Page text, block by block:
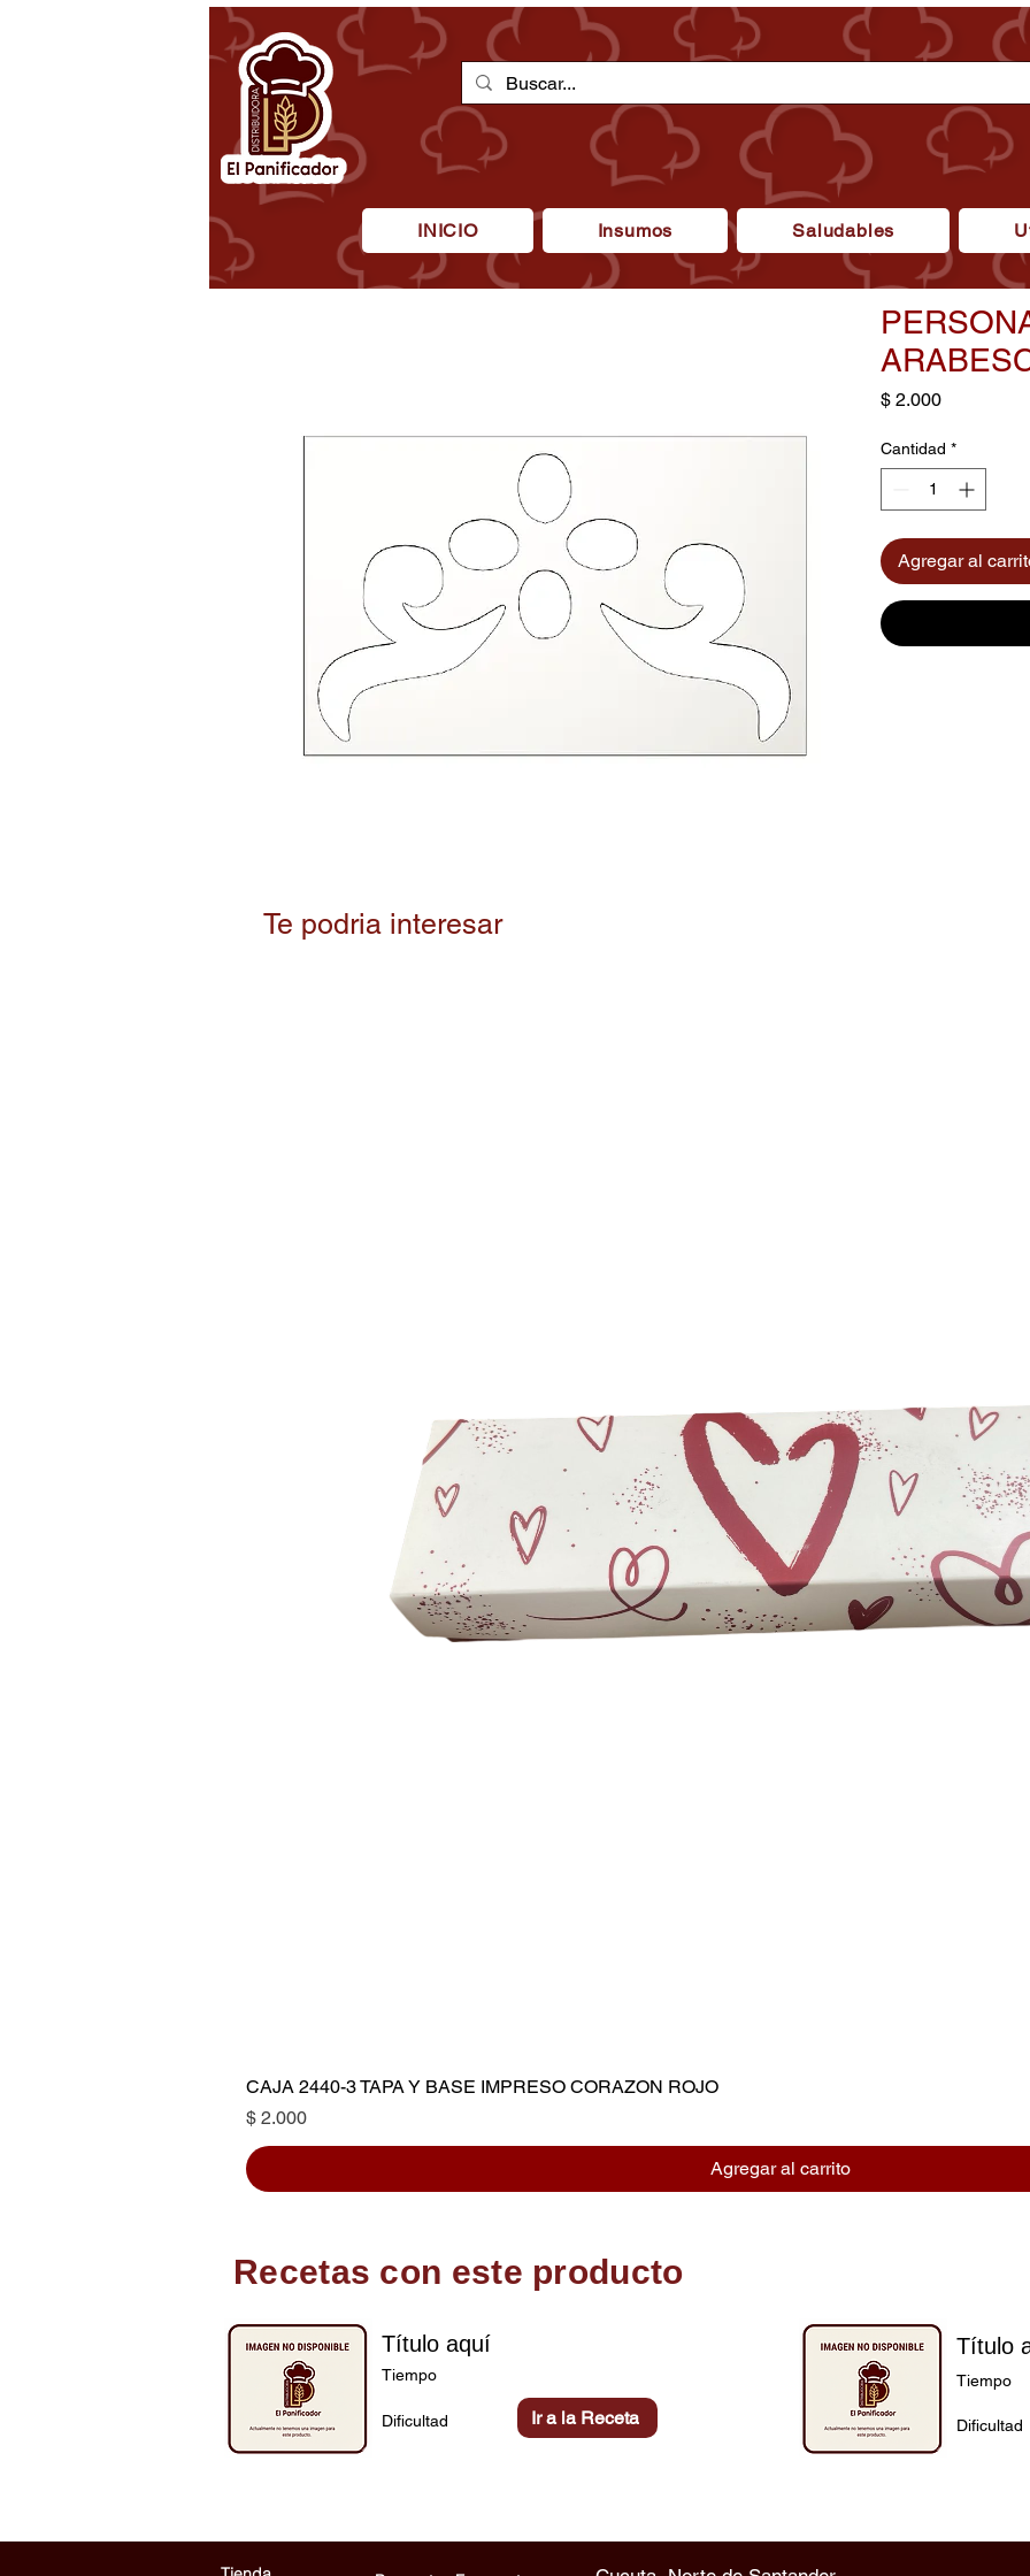
INICIO Insumos Saludables
$ 2.000Precio
Cantidad *
Agregar al
Te podria interesar
CAJA 2440-3 TAPA Y BASE IMPRESO CORAZON ROJO
Precio
$ 2.000
Agregar al carrito
Recetas con este producto
Título aquí
Tiempo
Ir a la Receta
Dificultad
Título
Tiempo
Dificultad